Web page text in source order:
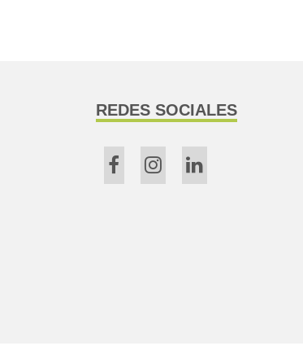
REDES SOCIALES